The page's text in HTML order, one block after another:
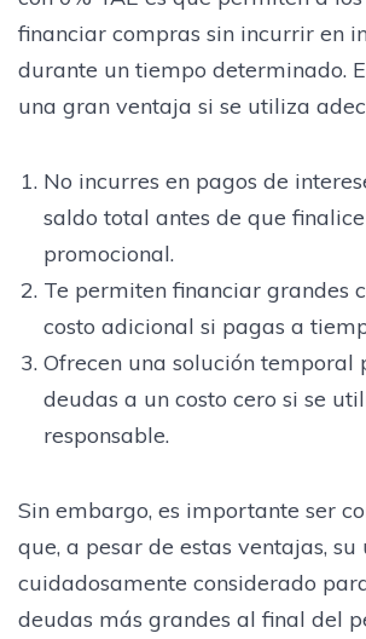
financiar compras sin incurrir en
durante un tiempo determinado.
una gran ventaja si se utiliza
No incurres en pagos de
saldo total antes de que
promocional.
Te permiten financiar grandes
costo adicional si pagas a
Ofrecen una solución temporal
deudas a un costo cero si se
responsable.
Sin embargo, es importante ser
que, a pesar de estas ventajas, su
cuidadosamente considerado
deudas más grandes al final del